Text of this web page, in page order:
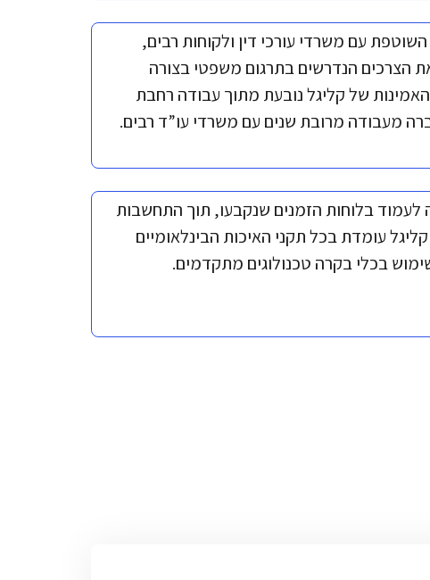
עם משרדי עורכי דין ולקוחות רבים,
הצרכים הנדרשים בתרגום משפטי בצורה
של קליגל נובעת מתוך עבודה רחבת
מעבודה מרובת שנים עם משרדי עו”ד רבים.
לעמוד בלוחות הזמנים שנקבעו, תוך התחשבות
עומדת בכל תקני האיכות הבינלאומיים